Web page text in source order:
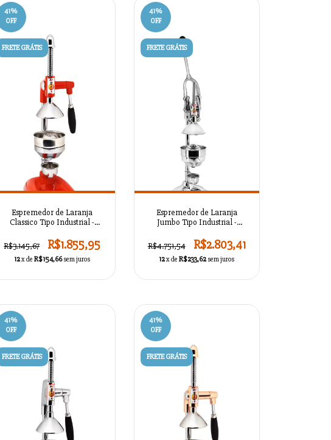
41%
OFF
FRETE GRÁTIS
Espremedor de Laranja
Classico Tipo Industrial -
R$3.145,67
R$1.855,95
12x deR$154,66sem juros
41%
OFF
FRETE GRÁTIS
Espremedor de Laranja
Jumbo Tipo Industrial -
R$4.751,54
R$2.803,41
12x deR$233,62 sem juros
41%
OFF
FRETE GRÁTIS
41%
OFF
FRETE GRÁTIS